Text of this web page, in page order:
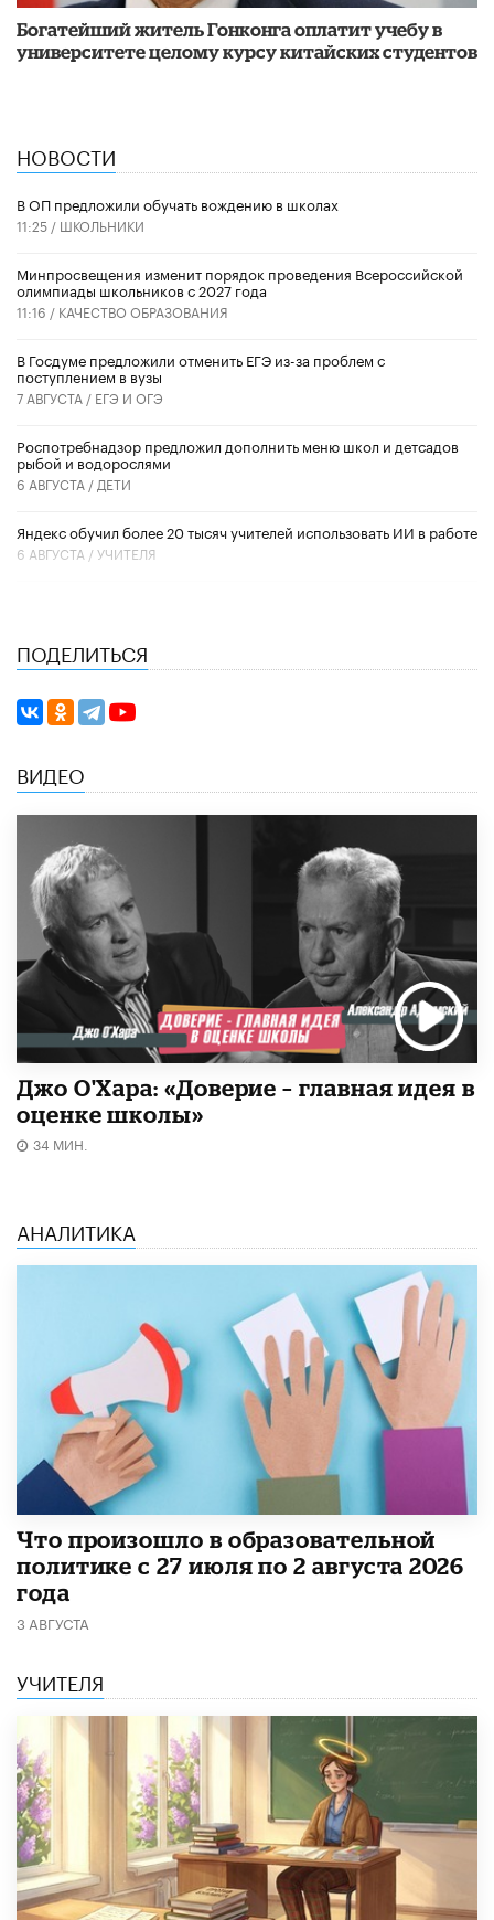
Богатейший житель Гонконга оплатит учебу в
университете целому курсу китайских студентов
НОВОСТИ
В ОП предложили обучать вождению в школах
11:25 / ШКОЛЬНИКИ
Минпросвещения изменит порядок проведения Всероссийской
олимпиады школьников с 2027 года
11:16 / КАЧЕСТВО ОБРАЗОВАНИЯ
В Госдуме предложили отменить ЕГЭ из-за проблем с
поступлением в вузы
7 АВГУСТА / ЕГЭ И ОГЭ
Роспотребнадзор предложил дополнить меню школ и детсадов
рыбой и водорослями
6 АВГУСТА / ДЕТИ
​Яндекс обучил более 20 тысяч учителей использовать ИИ в работе
6 АВГУСТА /УЧИТЕЛЯ
ПОДЕЛИТЬСЯ
ВИДЕО
Джо О'Хара: «Доверие – главная идея в
оценке школы»
34 МИН.
АНАЛИТИКА
​Что произошло в образовательной
политике с 27 июля по 2 августа 2026
года
3 АВГУСТА
УЧИТЕЛЯ